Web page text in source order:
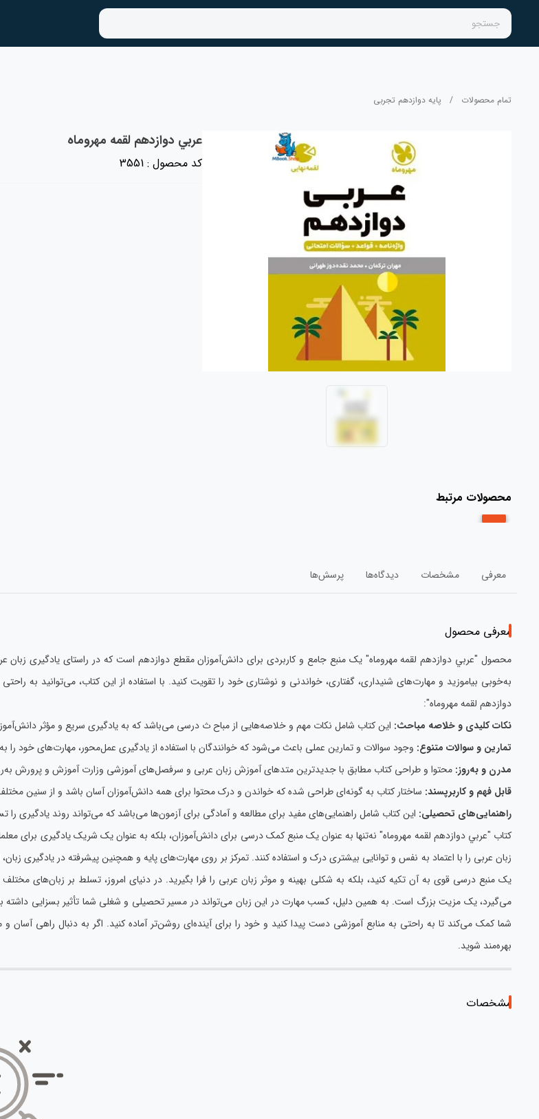
جستجو
تمام محصولات / پایه دوازدهم تجربی
عربي دوازدهم لقمه مهروماه
کد محصول : 3551
محصولات مرتبط
معرفی مشخصات دیدگاه‌ها پرسش‌ها
معرفی محصول
محصول "عربي دوازدهم لقمه مهروماه" یک منبع جامع و کاربردی برای دانش‌آموزان مقطع دوازدهم است که در راستای یادگیری
به‌خوبی بیاموزید و مهارت‌های شنیداری، گفتاری، خواندنی و نوشتاری خود را تقویت کنید. با استفاده از این کتاب،‌ می‌توانید به
دوازدهم لقمه مهروماه":
نکات کلیدی و خلاصه مباحث: این کتاب شامل نکات مهم و خلاصه‌هایی از مباح ث درسی می‌باشد که به یادگیری سریع و مؤثر
تمارین و سوالات متنوع: وجود سوالات و تمارین عملی باعث می‌شود که خوانندگان با استفاده از یادگیری عمل‌محور، مهارت‌های خود را
مدرن و به‌روز: محتوا و طراحی کتاب مطابق با جدیدترین متدهای آموزش زبان عربی و سرفصل‌های آموزشی وزارت آموزش و پرورش
قابل فهم و کاربرپسند: ساختار کتاب به گونه‌ای طراحی شده که خواندن و درک محتوا برای همه دانش‌آموزان آسان باشد و از سنین
راهنمایی‌های تحصیلی: این کتاب شامل راهنمایی‌های مفید برای مطالعه و آمادگی برای آزمون‌ها می‌باشد که می‌تواند روند یادگیری را
کتاب "عربي دوازدهم لقمه مهروماه" نه‌تنها به عنوان یک منبع کمک درسی برای دانش‌آموزان، بلکه به عنوان یک شریک یادگیری برای
زبان عربی را با اعتماد به نفس و توانایی بیشتری درک و استفاده کنند. تمرکز بر روی مهارت‌های پایه و همچنین پیشرفته در یادگیری
یک منبع درسی قوی به آن تکیه کنید، بلکه به شکلی بهینه و موثر زبان عربی را فرا بگیرید. در دنیای امروز، تسلط بر زبان‌های
می‌گیرد، یک مزیت بزرگ است. به همین دلیل، کسب مهارت در این زبان می‌تواند در مسیر تحصیلی و شغلی شما تأثیر بسزایی داشته
شما کمک می‌کند تا به راحتی به منابع آموزشی دست پیدا کنید و خود را برای آینده‌ای روشن‌تر آماده کنید. اگر به دنبال راهی آسان
بهره‌مند شوید.
مشخصات